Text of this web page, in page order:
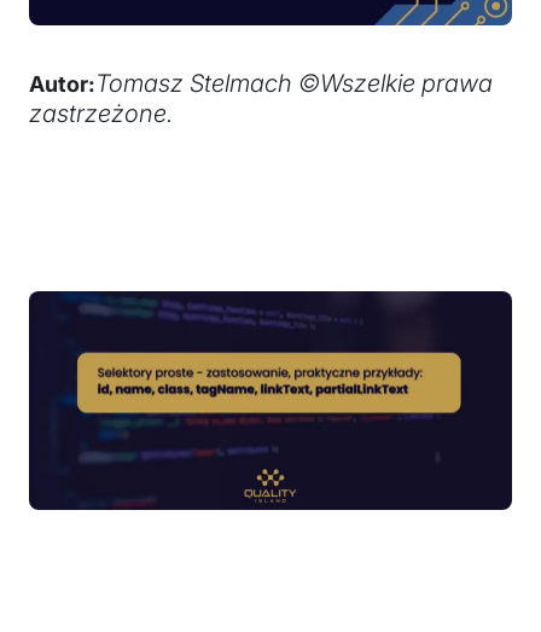
Autor:Tomasz Stelmach ©Wszelkie prawa
zastrzeżone.